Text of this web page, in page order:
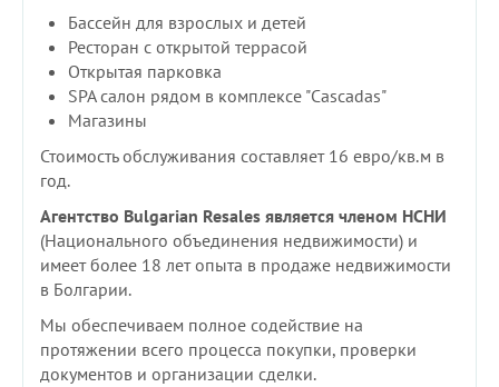
Бассейн для взрослых и детей
Ресторан с открытой террасой
Открытая парковка
SPA салон рядом в комплексе "Cascadas"
Магазины
Стоимость обслуживания составляет 16 евро/кв.м в
год.
Агентство Bulgarian Resales является членом НСНИ
(Национального объединения недвижимости) и
имеет более 18 лет опыта в продаже недвижимости
в Болгарии.
Мы обеспечиваем полное содействие на
протяжении всего процесса покупки, проверки
документов и организации сделки.